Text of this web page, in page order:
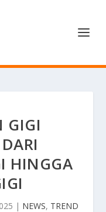
GIGI
HINGGA
| NEWS, TREND